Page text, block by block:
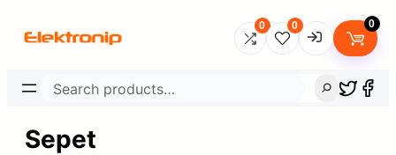
geç
0 0
Username
0
Search
Sepet